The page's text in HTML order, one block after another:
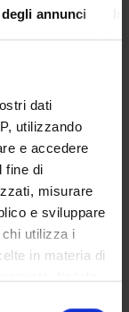
annunci
dati
utilizzando
e accedere
fine di
misurare
e sviluppare
utilizza i
in materia di
RT Real Time
con un
per analizzare
ad un